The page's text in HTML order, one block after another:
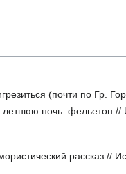
(почти по Гр.
ночь: фельетон
рассказ